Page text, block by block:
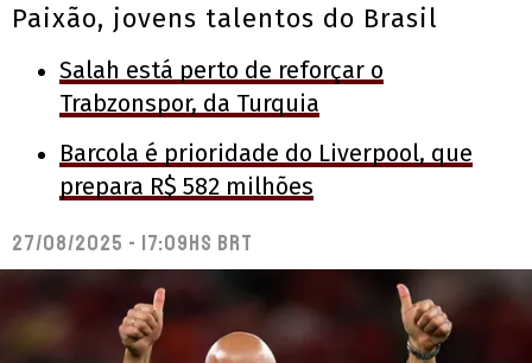
Paixão, jovens talentos do Brasil
Salah está perto de reforçar o
Trabzonspor, da Turquia
Barcola é prioridade do Liverpool, que
prepara R$ 582 milhões
27/08/2025 - 17:09hs BRT